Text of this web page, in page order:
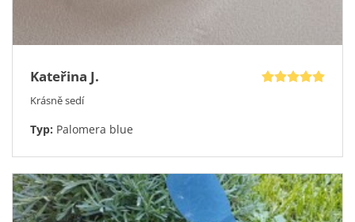
Kateřina J.
Krásně sedí
Typ: Palomera blue